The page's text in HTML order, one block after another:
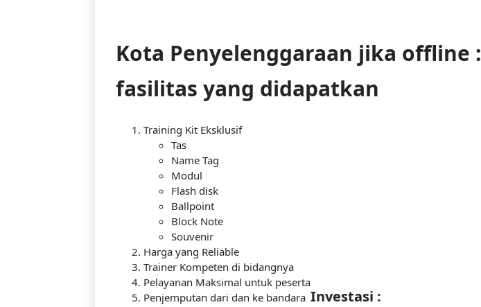
Kota Penyelenggaraan jika offline :
fasilitas yang didapatkan
Training Kit Eksklusif
Tas
Name Tag
Modul
Flash disk
Ballpoint
Block Note
Souvenir
Harga yang Reliable
Trainer Kompeten di bidangnya
Pelayanan Maksimal untuk peserta
Penjemputan dari dan ke bandara Investasi :